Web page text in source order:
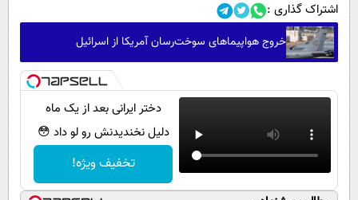
اشتراک گذاری :
خروج هواپیماهای سوخت‌رسان آمریکا از اسرائیل
دختر ایرانی بعد از یک ماه
دلیل نخندیدنش رو لو داد 😳
تخفیف ویژه!